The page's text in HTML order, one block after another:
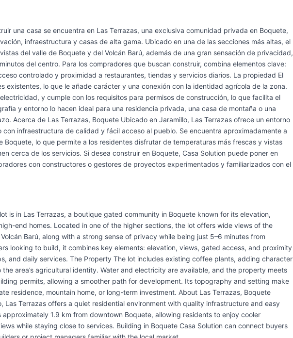
una casa se encuentra en Las Terrazas, una exclusiva comunidad privada en Boquete,
infraestructura y casas de alta gama. Ubicado en una de las secciones más altas, el
del valle de Boquete y del Volcán Barú, además de una gran sensación de privacidad,
del centro. Para los compradores que buscan construir, combina elementos clave:
controlado y proximidad a restaurantes, tiendas y servicios diarios. La propiedad El
existentes, lo que le añade carácter y una conexión con la identidad agrícola de la zona.
y cumple con los requisitos para permisos de construcción, lo que facilita el
y entorno lo hacen ideal para una residencia privada, una casa de montaña o una
Acerca de Las Terrazas, Boquete Ubicado en Jaramillo, Las Terrazas ofrece un entorno
con infraestructura de calidad y fácil acceso al pueblo. Se encuentra aproximadamente a
Boquete, lo que permite a los residentes disfrutar de temperaturas más frescas y vistas
cerca de los servicios. Si desea construir en Boquete, Casa Solution puede poner en
con constructores o gestores de proyectos experimentados y familiarizados con el
is in Las Terrazas, a boutique gated community in Boquete known for its elevation,
end homes. Located in one of the higher sections, the lot offers wide views of the
Barú, along with a strong sense of privacy while being just 5–6 minutes from
looking to build, it combines key elements: elevation, views, gated access, and proximity
and daily services. The Property The lot includes existing coffee plants, adding character
area’s agricultural identity. Water and electricity are available, and the property meets
permits, allowing a smoother path for development. Its topography and setting make
residence, mountain home, or long-term investment. About Las Terrazas, Boquete
Las Terrazas offers a quiet residential environment with quality infrastructure and easy
1.9 km from downtown Boquete, allowing residents to enjoy cooler
while staying close to services. Building in Boquete Casa Solution can connect buyers